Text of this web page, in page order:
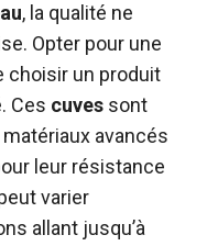
, la qualité ne
Opter pour une
choisir un produit
Ces cuves sont
avancés
leur résistance
varier
allant jusqu’à